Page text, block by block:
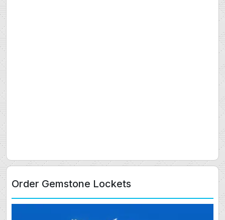
Order Gemstone Lockets